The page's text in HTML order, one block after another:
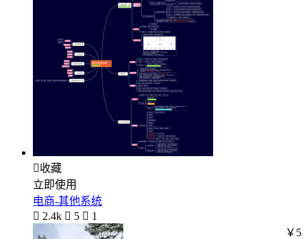
收藏
立即使用
电商-其他系统
 2.4k  5  1
￥5